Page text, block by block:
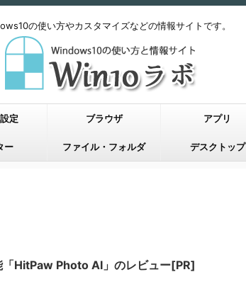
の使い方やカスタマイズなどの情報サイトです。
定 ブラウザ アプリ
ー ファイル・フォルダ デスクトップ
HitPaw Photo AI」のレビュー[PR]